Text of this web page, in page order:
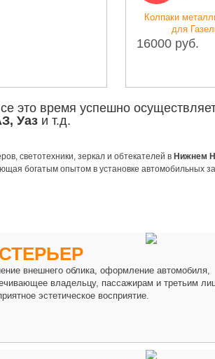
Колпаки металлические
это время успешно
Уаз и т.д.
светотехники, зеркал и обтекателей в Нижнем
богатым опытом в установке автомобильных
внешнего облика, оформление автомобиля,
владельцу, пассажирам и третьим
эстетическое восприятие.